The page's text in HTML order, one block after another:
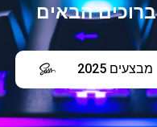
ברוכים הבאים
מבצעים 2025